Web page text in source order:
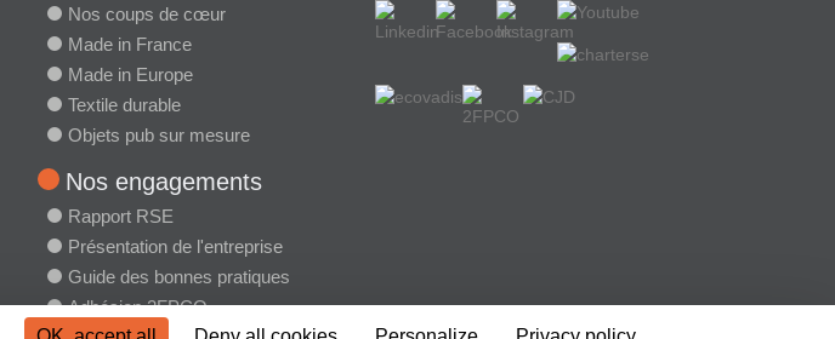
Nos coups de cœur
Made in France
Made in Europe
Textile durable
Objets pub sur mesure
Nos engagements
Rapport RSE
Présentation de l'entreprise
Guide des bonnes pratiques
Adhésion 2FPCO